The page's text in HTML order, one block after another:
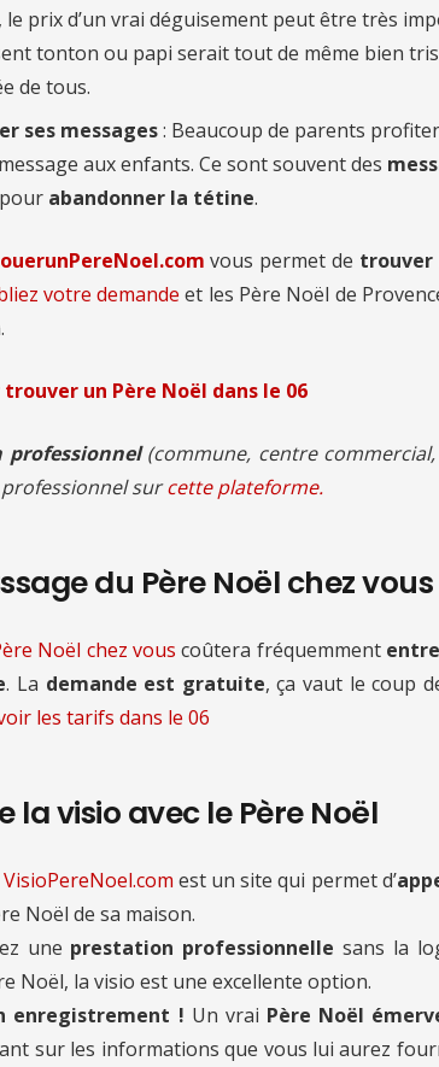
le prix d’un vrai déguisement peut être très
tonton ou papi serait tout de même bien
de tous.
ses messages: Beaucoup de parents
aux enfants. Ce sont souvent des
abandonner la tétine.
vous permet de trouver
votre demande et les Père Noël de
un Père Noël dans le 06
professionnel(commune, centre
surcette plateforme.
du Père Noël chez vous
Noël chez vous coûtera fréquemment
. La demande est gratuite, ça vaut le coup
les tarifs dans le 06
la visio avec le Père Noël
VisioPereNoel.com est un site qui permet d’
Noël de sa maison.
une prestation professionnelle sans la
Noël, la visio est une excellente option.
enregistrement ! Un vrai Père Noël
sur les informations que vous lui aurez